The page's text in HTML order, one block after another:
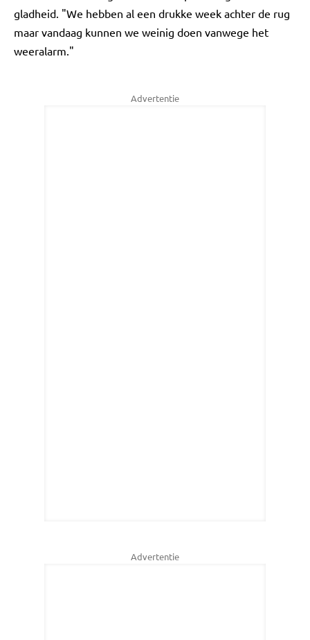
gladheid. "We hebben al een drukke week achter de rug
maar vandaag kunnen we weinig doen vanwege het
weeralarm."
Advertentie
Advertentie